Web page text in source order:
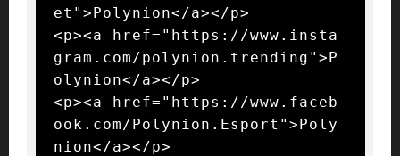
et">Polynion</a></p>
<p><a href="https://www.insta
gram.com/polynion.trending">P
olynion</a></p>
<p><a href="https://www.faceb
ook.com/Polynion.Esport">Poly
nion</a></p>